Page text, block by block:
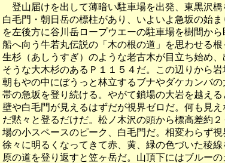
登山届けを出して薄暗い駐車場を出発、東黒沢
白毛門・朝日岳の標柱があり、いよいよ急坂の始
を左後方に谷川岳ロープウエーの駐車場を樹間か
船へ向う牛若丸伝説の「木の根の道」を思わせる
生杉（あしうすぎ）のような老古木が目立ち始め
そうな大木杉のあるＰ１１５４だ。この辺りから
朝もやの中にぼうっと林立するブナやダケカンバ
帯の急坂を登り続ける。やがて鎖場の大岩を越え
壁や白毛門が見えるはずだが視界ゼロだ。何も見
だ黙々と登るだけだ。松ノ木沢の頭から標高差約
場の小スペースのピーク、白毛門だ。相変わらず視
徐々に明るくなってきて赤、黄、緑の色づいた稜
原の道を登り返すと笠ヶ岳だ。山頂下にはブルー